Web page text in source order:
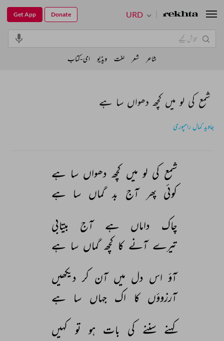
شمع کی لو میں کچھ دھواں سا ہے
جاوید کمال رامپوری
شمع کی لو میں کچھ دھواں سا ہے
کوئی پھر آج بد گماں سا ہے
چاک
داماں ہے آج
بیتابی
تیرے آنے کا کچھ گماں سا ہے
آؤ اس دل میں آن کر دیکھیں
آرزوؤں کا اک جہاں سا ہے
کہنے سننے کی بات ہو تو کہیں
URD
Get App Donate
شاعر شعر لغت ویڈیو ای-کتاب